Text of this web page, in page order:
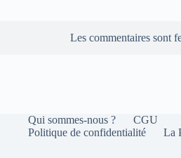
Les commentaires sont
Qui sommes-nous ?
CGU
Politique de confidentialité
La